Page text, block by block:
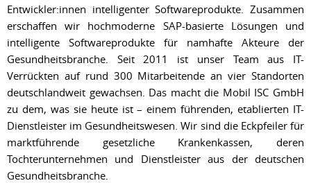
Entwickler:innen intelligenter Softwareprodukte. Zusammen
erschaffen wir hochmoderne SAP-basierte Lösungen und
intelligente Softwareprodukte für namhafte Akteure der
Gesundheitsbranche. Seit 2011 ist unser Team aus IT-
Verrückten auf rund 300 Mitarbeitende an vier Standorten
deutschlandweit gewachsen. Das macht die Mobil ISC GmbH
zu dem, was sie heute ist – einem führenden, etablierten IT-
Dienstleister im Gesundheitswesen. Wir sind die Eckpfeiler für
marktführende gesetzliche Krankenkassen, deren
Tochterunternehmen und Dienstleister aus der deutschen
Gesundheitsbranche.